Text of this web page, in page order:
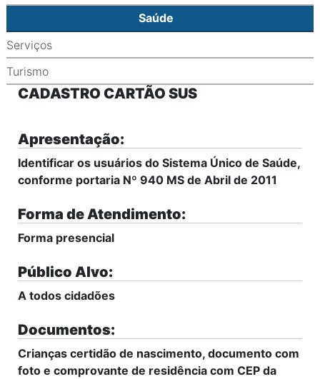
Saúde
Serviços
Turismo
CADASTRO CARTÃO SUS
Apresentação:
Identificar os usuários do Sistema Único de Saúde,
conforme portaria Nº 940 MS de Abril de 2011
Forma de Atendimento:
Forma presencial
Público Alvo:
A todos cidadões
Documentos:
Crianças certidão de nascimento, documento com
foto e comprovante de residência com CEP da